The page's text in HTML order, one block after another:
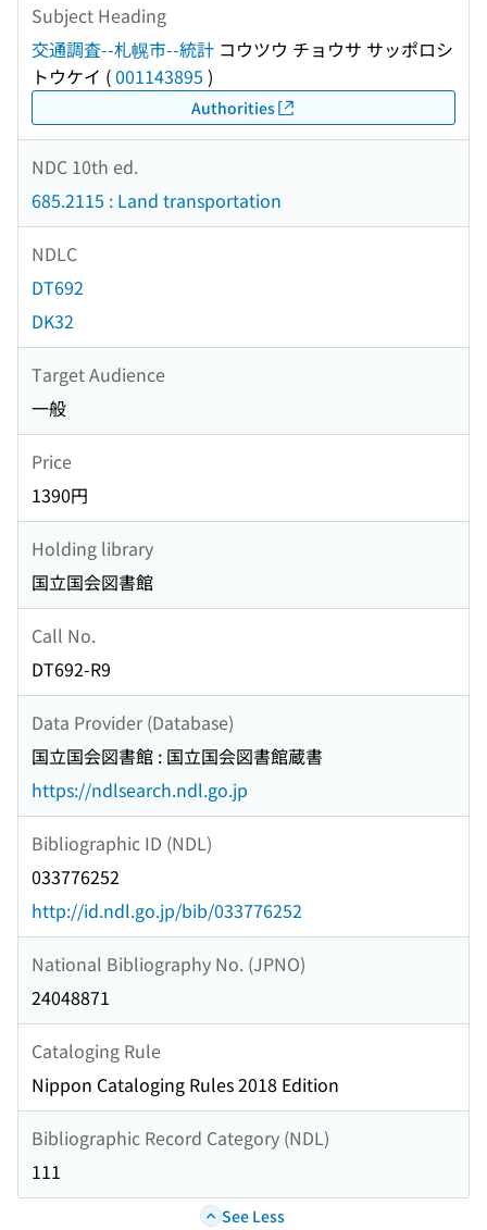
Subject Heading
交通調査--札幌市--統計 コウツウ チョウサ サッポロシ
トウケイ (001143895 )
Authorities
NDC 10th ed.
685.2115 : Land transportation
NDLC
DT692
DK32
Target Audience
一般
Price
1390円
Holding library
国立国会図書館
Call No.
DT692-R9
Data Provider (Database)
国立国会図書館 : 国立国会図書館蔵書
https://ndlsearch.ndl.go.jp
Bibliographic ID (NDL)
033776252
http://id.ndl.go.jp/bib/033776252
National Bibliography No. (JPNO)
24048871
Cataloging Rule
Nippon Cataloging Rules 2018 Edition
Bibliographic Record Category (NDL)
111
See Less